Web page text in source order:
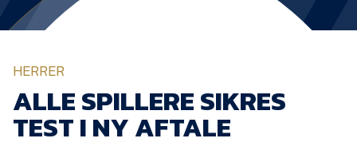
NYHEDER
HERRER
ALLE SPILLERE SIKRES
TEST I NY AFTALE